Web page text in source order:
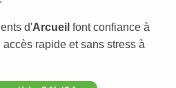
d'Arcueil font confiance à
accès rapide et sans stress à